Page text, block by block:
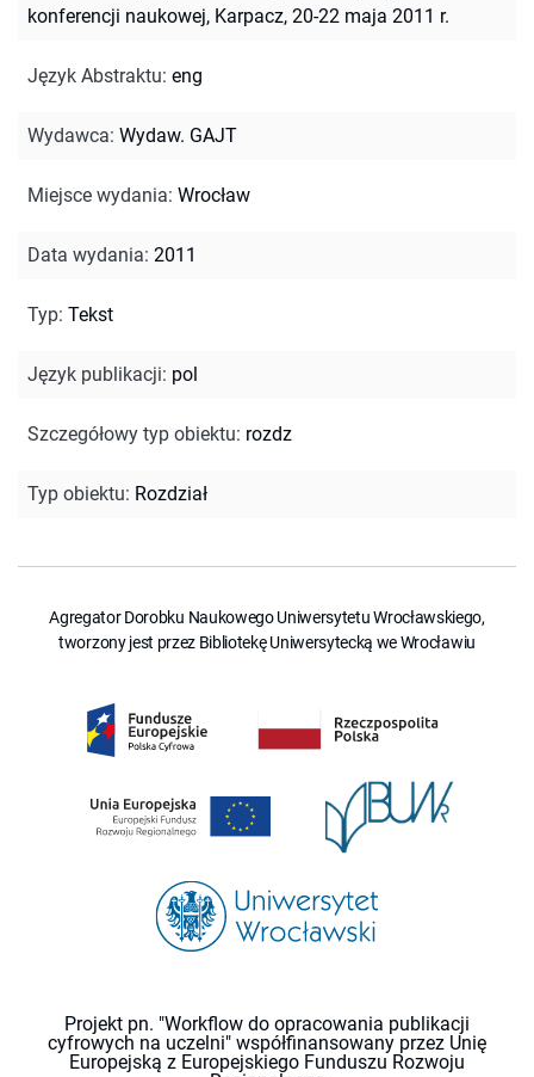
konferencji naukowej, Karpacz, 20-22 maja 2011 r.
Język Abstraktu: eng
Wydawca: Wydaw. GAJT
Miejsce wydania: Wrocław
Data wydania: 2011
Typ: Tekst
Język publikacji: pol
Szczegółowy typ obiektu: rozdz
Typ obiektu: Rozdział
Agregator Dorobku Naukowego Uniwersytetu Wrocławskiego,
tworzony jest przez Bibliotekę Uniwersytecką we Wrocławiu
Projekt pn. "Workflow do opracowania publikacji
cyfrowych na uczelni" współfinansowany przez Unię
Europejską z Europejskiego Funduszu Rozwoju